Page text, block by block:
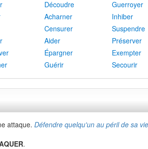
Découdre Guerroyer
Acharner Inhiber
Censurer Suspendre
Aider Préserver
Épargner Exempter
Guérir Secourir
attaque. Défendre quelqu'un au péril de sa
.